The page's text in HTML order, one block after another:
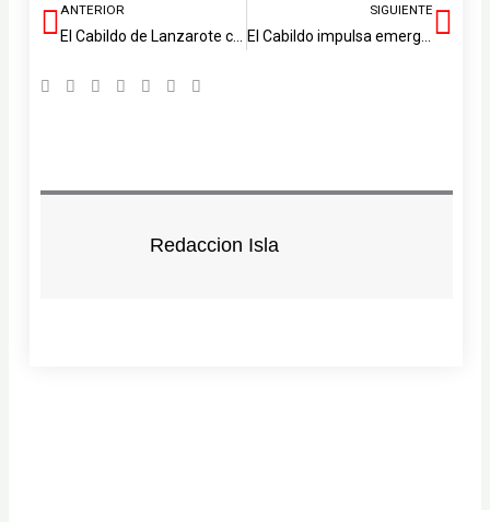
Ant
ANTERIOR SIGUIENTE
Redaccion Isla